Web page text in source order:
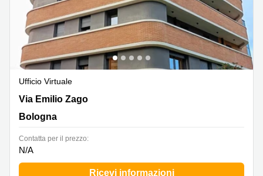
Ufficio Virtuale
Via Emilio Zago 9, Bologna
Via Emilio Zago
Bologna
Сontatta per il prezzo:
N/A
Ricevi informazioni